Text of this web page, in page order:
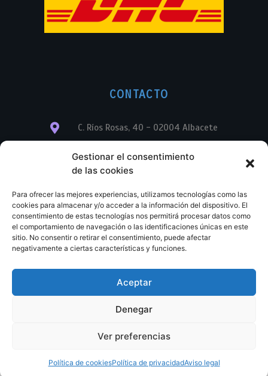
Gestionar el consentimiento
de las cookies
Para ofrecer las mejores experiencias, utilizamos tecnologías como las
cookies para almacenar y/o acceder a la información del dispositivo. El
consentimiento de estas tecnologías nos permitirá procesar datos como
el comportamiento de navegación o las identificaciones únicas en este
sitio. No consentir o retirar el consentimiento, puede afectar
negativamente a ciertas características y funciones.
Aceptar
Denegar
Ver preferencias
Política de cookiesPolítica de privacidadAviso legal
CONTACTO
C. Ríos Rosas, 40 - 02004 Albacete
info@librerialegend.com
+34 600 875 604
+34 967 74 17 07
© Copyright – Libreria Legend – Web diseñada por